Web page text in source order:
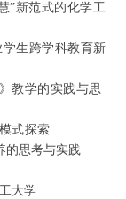
”新范式的化学工
学生跨学科教育新
教学的实践与思
式探索
的思考与实践
大学